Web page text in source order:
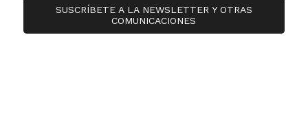
SUSCRÍBETE A LA NEWSLETTER Y OTRAS
COMUNICACIONES